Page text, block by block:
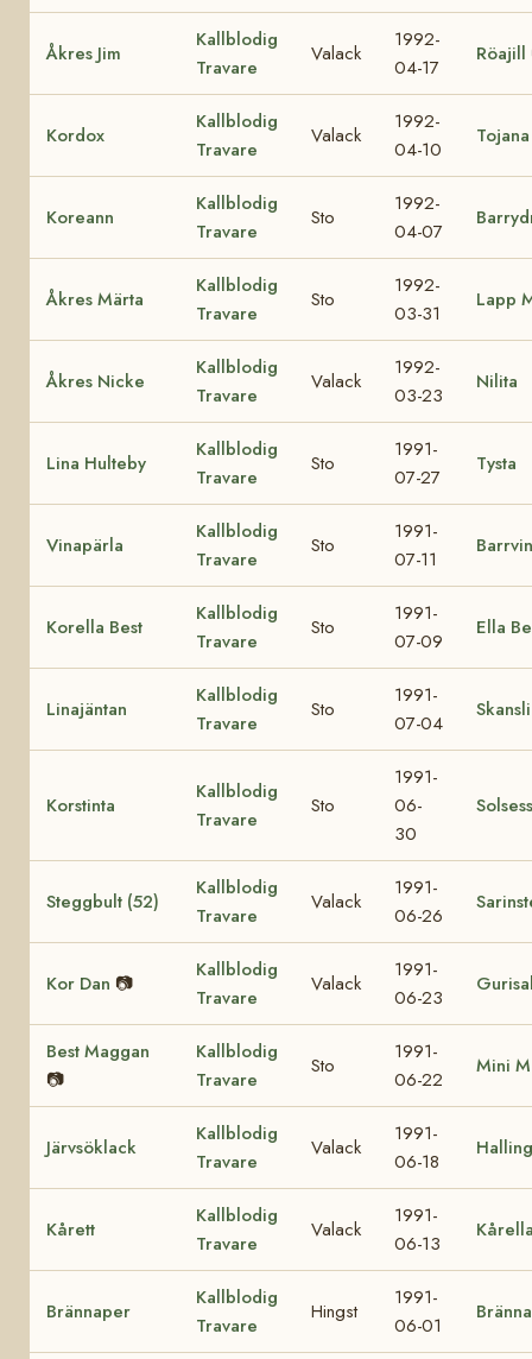
Åkres Jim
Kallblodig
Travare
Valack
1992-
04-17
Röajill
Kordox
Kallblodig
Travare
Valack
1992-
04-10
Tojana
Koreann
Kallblodig
Travare
Sto
1992-
04-07
Åkres Märta
Kallblodig
Travare
Sto
1992-
03-31
Lapp
Åkres Nicke
Kallblodig
Travare
Valack
1992-
03-23
Nilita
Lina Hulteby
Kallblodig
Travare
Sto
1991-
07-27
Tysta
Vinapärla
Kallblodig
Travare
Sto
1991-
07-11
Korella Best
Kallblodig
Travare
Sto
1991-
07-09
Ella
Linajäntan
Kallblodig
Travare
Sto
1991-
07-04
Korstinta
Kallblodig
Travare
Sto
1991-
06-
30
Steggbult (52)
Kallblodig
Travare
Valack
1991-
06-26
Kor Dan 📷
Kallblodig
Travare
Valack
1991-
06-23
Best Maggan
📷
Kallblodig
Travare
Sto
1991-
06-22
Mini
Järvsöklack
Kallblodig
Travare
Valack
1991-
06-18
Kårett
Kallblodig
Travare
Valack
1991-
06-13
Brännaper
Kallblodig
Travare
Hingst
1991-
06-01